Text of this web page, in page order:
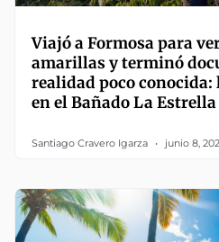
Viajó a Formosa para
amarillas y terminó
realidad poco conocida:
en el Bañado La Estrella
Santiago Cravero Igarza junio 8,